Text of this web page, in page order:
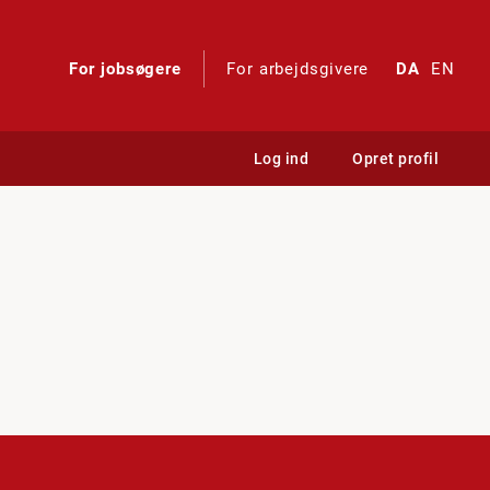
For jobsøgere For arbejdsgivere DA EN
Log ind Opret profil